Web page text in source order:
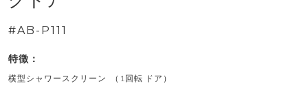
#AB-P111
特徴：
横型シャワースクリーン （1回転 ドア）